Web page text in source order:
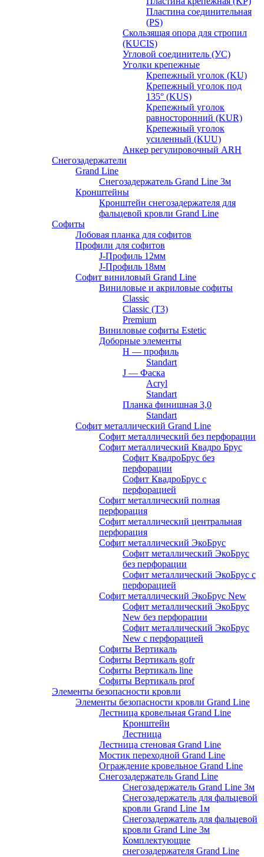
Пластина соединительная
(PS)
Скользящая опора для стропил
(KUCIS)
Угловой соединитель (УС)
Уголки крепежныe
Крепежный уголок (KU)
Крепежный уголок под
135° (KUS)
Крепежный уголок
равносторонний (KUR)
Крепежный уголок
усиленный (KUU)
Анкер регулировочный ARH
Снегозадержатели
Grand Line
Снегозадержатель Grand Line 3м
Кронштейны
Кронштейн снегозадержателя для
фальцевой кровли Grand Line
Софиты
Лобовая планка для софитов
Профили для софитов
J-Профиль 12мм
J-Профиль 18мм
Софит виниловый Grand Line
Виниловые и акриловые софиты
Classic
Classic (T3)
Premium
Виниловые софиты Estetic
Доборные элементы
H — профиль
Standart
J — Фаска
Acryl
Standart
Планка финишная 3,0
Standart
Софит металлический Grand Line
Софит металлический без перфорации
Софит металлический Квадро Брус
Софит КвадроБрус без
перфорации
Софит КвадроБрус с
перфорацией
Софит металлический полная
перфорация
Софит металлический центральная
перфорация
Софит металлический ЭкоБрус
Софит металлический ЭкоБрус
без перфорации
Софит металлический ЭкоБрус с
перфорацией
Софит металлический ЭкоБрус New
Софит металлический ЭкоБрус
New без перфорации
Софит металлический ЭкоБрус
New с перфорацией
Софиты Вертикаль
Софиты Вертикаль gofr
Софиты Вертикаль line
Софиты Вертикаль prof
Элементы безопасности кровли
Элементы безопасности кровли Grand Line
Лестница кровельная Grand Line
Кронштейн
Лестница
Лестница стеновая Grand Line
Мостик переходной Grand Line
Ограждение кровельное Grand Line
Снегозадержатель Grand Line
Снегозадержатель Grand Line 3м
Снегозадержатель для фальцевой
кровли Grand Line 1м
Снегозадержатель для фальцевой
кровли Grand Line 3м
Комплектующие
снегозадержателя Grand Line